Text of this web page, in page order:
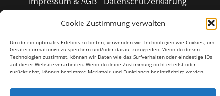
Cookie-Zustimmung verwalten
Um dir ein optimales Erlebnis zu bieten, verwenden wir Technologien wie Cookies, um
Geräteinformationen zu speichern und/oder darauf zuzugreifen. Wenn du diesen
Technologien zustimmst, können wir Daten wie das Surfverhalten oder eindeutige IDs
auf dieser Website verarbeiten. Wenn du deine Zustimmung nicht erteilst oder
zurückziehst, können bestimmte Merkmale und Funktionen beeinträchtigt werden.
Geschäftsbedingungen
TiktokFacebook
Instagram
X LinkedIN
Copyright © 2026 All rights reserved.|MoreNewsby